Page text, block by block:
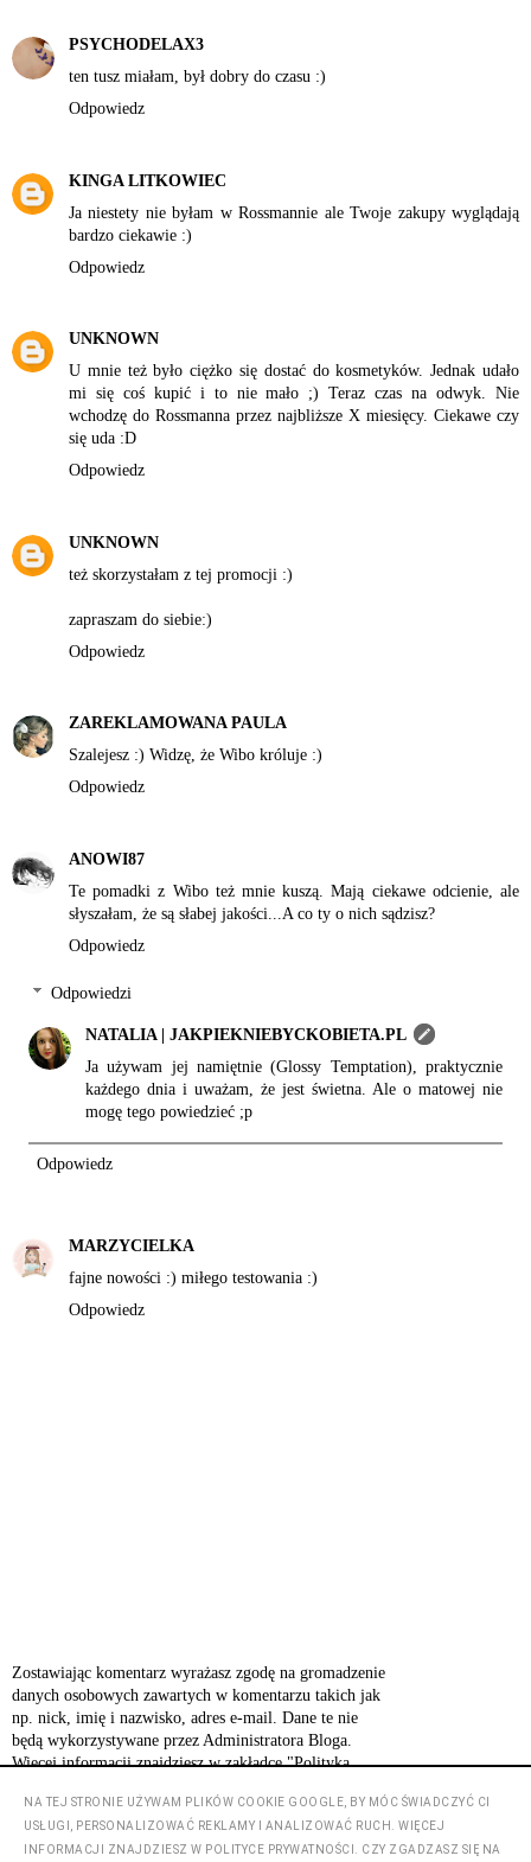
PSYCHODELAX3
ten tusz miałam, był dobry do czasu :)
Odpowiedz
KINGA LITKOWIEC
Ja niestety nie byłam w Rossmannie ale Twoje zakupy wyglądają
bardzo ciekawie :)
Odpowiedz
UNKNOWN
U mnie też było ciężko się dostać do kosmetyków. Jednak udało
mi się coś kupić i to nie mało ;) Teraz czas na odwyk. Nie
wchodzę do Rossmanna przez najbliższe X miesięcy. Ciekawe czy
się uda :D
Odpowiedz
UNKNOWN
też skorzystałam z tej promocji :)
zapraszam do siebie:)
Odpowiedz
ZAREKLAMOWANA PAULA
Szalejesz :) Widzę, że Wibo króluje :)
Odpowiedz
ANOWI87
Te pomadki z Wibo też mnie kuszą. Mają ciekawe odcienie, ale
słyszałam, że są słabej jakości...A co ty o nich sądzisz?
Odpowiedz
Odpowiedzi
NATALIA | JAKPIEKNIEBYCKOBIETA.PL
Ja używam jej namiętnie (Glossy Temptation), praktycznie
każdego dnia i uważam, że jest świetna. Ale o matowej nie
mogę tego powiedzieć ;p
Odpowiedz
MARZYCIELKA
fajne nowości :) miłego testowania :)
Odpowiedz
Zostawiając komentarz wyrażasz zgodę na gromadzenie
danych osobowych zawartych w komentarzu takich jak
np. nick, imię i nazwisko, adres e-mail. Dane te nie
będą wykorzystywane przez Administratora Bloga.
Więcej informacji znajdziesz w zakładce "Polityka
NA TEJ STRONIE UŻYWAM PLIKÓW COOKIE GOOGLE, BY MÓC ŚWIADCZYĆ CI
USŁUGI, PERSONALIZOWAĆ REKLAMY I ANALIZOWAĆ RUCH. WIĘCEJ
INFORMACJI ZNAJDZIESZ W POLITYCE PRYWATNOŚCI. CZY ZGADZASZ SIĘ NA